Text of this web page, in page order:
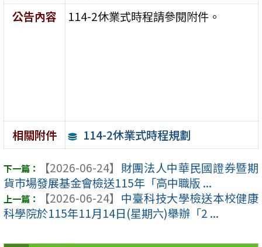
公告內容
114-2休業式時程請參閱附件。
相關附件 114-2休業式時程規劃
【2026-06-24】 財團法人中華民國證券暨期
貨市場發展基金會檢送115年「高中職版 ...
【2026-06-24】 中臺科技大學檢送本校健康
科學院於115年11月14日(星期六)舉辦「2 ...